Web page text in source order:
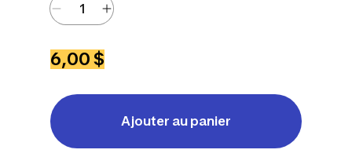
6,00 $
Ajouter au panier